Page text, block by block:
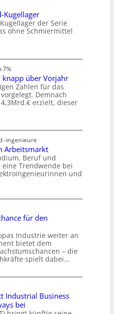
Kugellager
der Serie
ohne Schmiermittel
7%
über Vorjahr
Zahlen für das
Demnach
erzielt, dieser
-ingenieure
Arbeitsmarkt
Beruf und
Trendwende bei
und
für den
Industrie weiter an
bietet dem
– die
spielt dabei…
Industrial Business
bei